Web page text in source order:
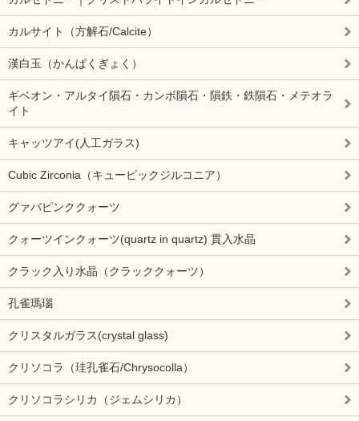
カルサイト（方解石/Calcite）
漢白玉（かんぱくぎょく）
ギベオン・アルタイ隕石・カンボ隕石・隕鉄・鉄隕石・メテオラ
イト
キャッツアイ(人工ガラス)
Cubic Zirconia（キュービックジルコニア）
グァバピンククォーツ
クォーツインクォーツ(quartz in quartz) 貫入水晶
クラック入り水晶（クラッククォーツ）
孔雀瑪瑙
クリスタルガラス(crystal glass)
クリソコラ（珪孔雀石/Chrysocolla）
クリソコラシリカ（ジェムシリカ）